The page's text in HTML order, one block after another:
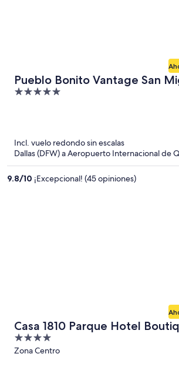
Pueblo Bonito Vantage San
de Allende
5
Incl. vuelo redondo sin escalas
Dallas (DFW) a Aeropuerto Internacional de
9.8/10 ¡Excepcional! (45 opiniones)
Casa 1810 Parque Hotel
4
out
Zona Centro